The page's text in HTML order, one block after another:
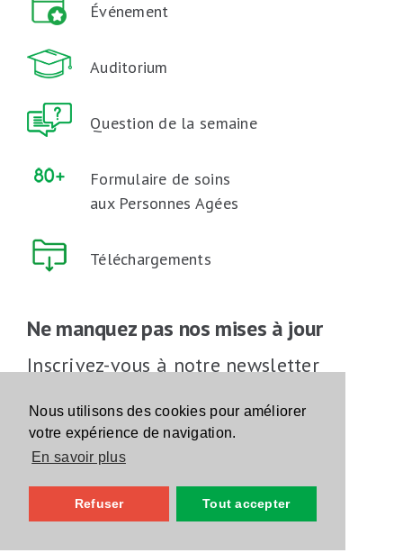
Nous utilisons des cookies pour améliorer
votre expérience de navigation.
En savoir plus
Refuser Tout accepter
Événement
Auditorium
Question de la semaine
Formulaire de soins
aux Personnes Agées
Téléchargements
Ne manquez pas nos mises à jour
Inscrivez-vous à notre newsletter
Inscrivez-vous
Suivez-nous sur les réseaux sociaux